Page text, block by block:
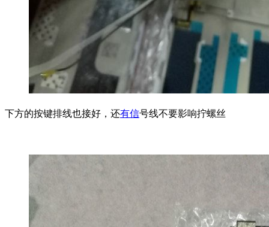
下方的按键排线也接好，还有信号线不要影响拧螺丝